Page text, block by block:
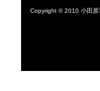
Copyright © 2010 小田原